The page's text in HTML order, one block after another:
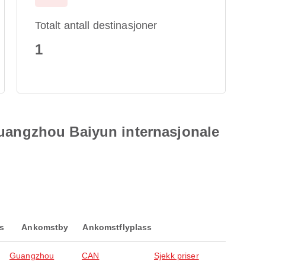
Totalt antall destinasjoner
1
Baiyun internasjonale
Ankomstby Ankomstflyplass
Guangzhou CAN Sjekk priser